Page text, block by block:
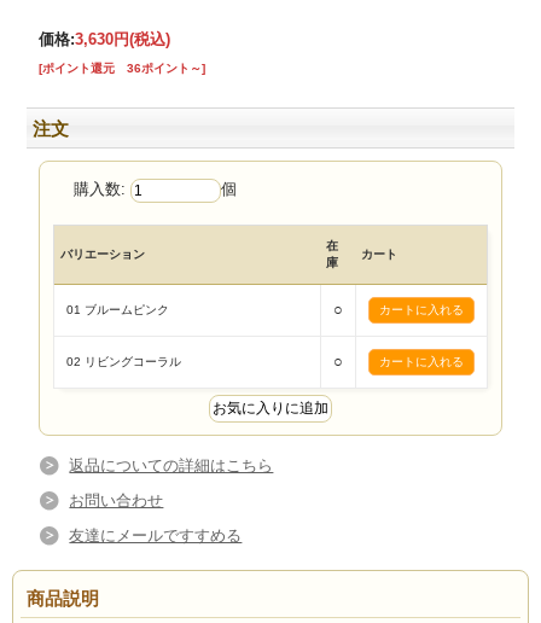
価格:3,630円(税込)
[ポイント還元 36ポイント～]
注文
購入数: 個
バリエーション
在
庫
カート
01 ブルームピンク ○
02 リビングコーラル ○
返品についての詳細はこちら
お問い合わせ
友達にメールですすめる
商品説明